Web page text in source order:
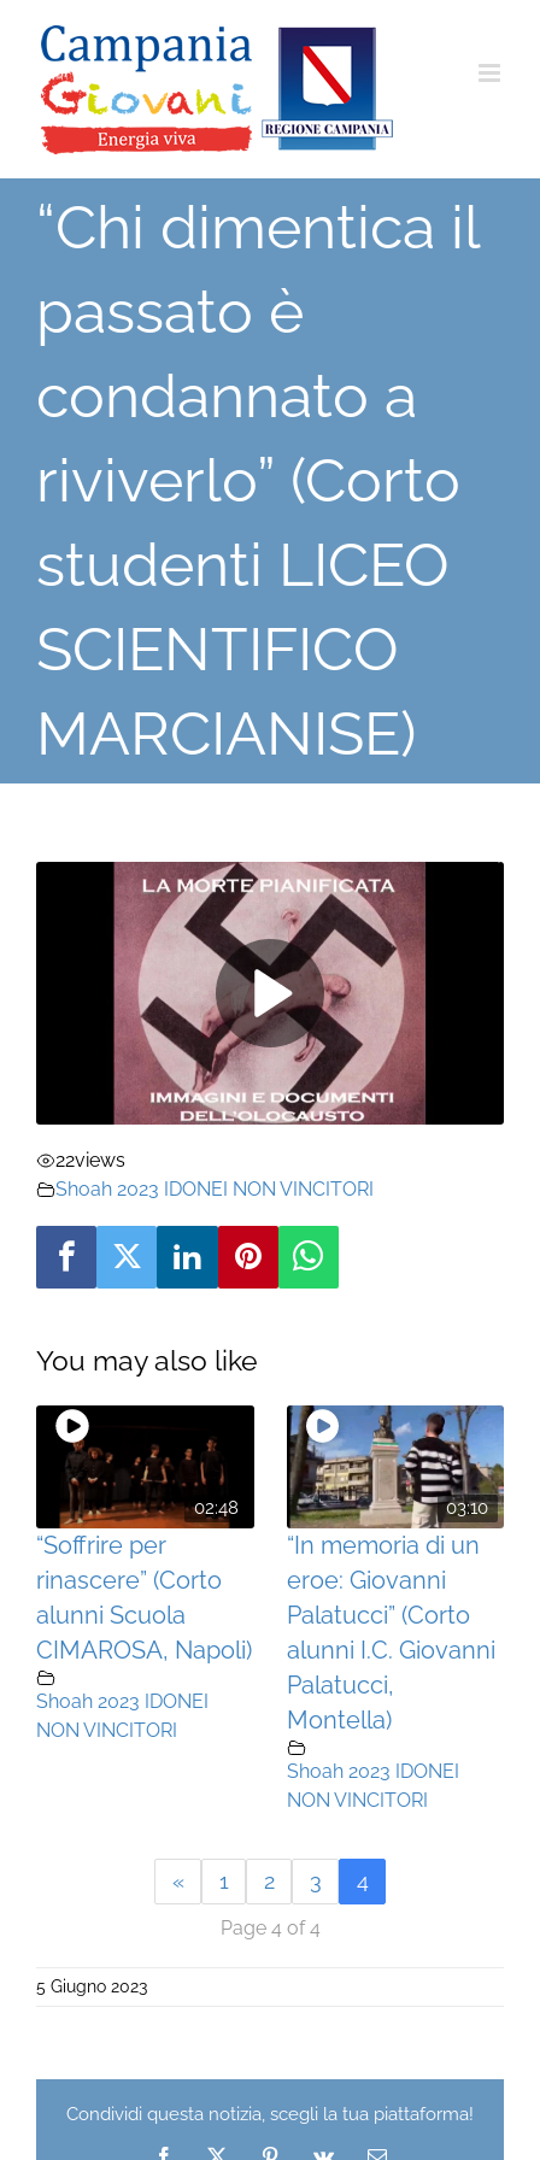
contenuto
“Chi dimentica il
passato è
condannato a
riviverlo” (Corto
studenti LICEO
SCIENTIFICO
MARCIANISE)
22views
Shoah 2023 IDONEI NON VINCITORI
You may also like
02:48
“Soffrire per
rinascere” (Corto
alunni Scuola
CIMAROSA, Napoli)
Shoah 2023 IDONEI
NON VINCITORI
03:10
“In memoria di un
eroe: Giovanni
Palatucci” (Corto
alunni I.C. Giovanni
Palatucci,
Montella)
Shoah 2023 IDONEI
NON VINCITORI
« 1 2 3 4
Page 4 of 4
5 Giugno 2023
Condividi questa notizia, scegli la tua piattaforma!